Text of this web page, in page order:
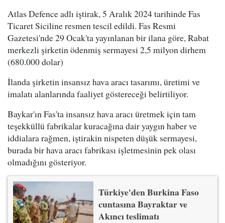
Atlas Defence adlı iştirak, 5 Aralık 2024 tarihinde Fas
Ticaret Siciline resmen tescil edildi. Fas Resmi
Gazetesi'nde 29 Ocak'ta yayınlanan bir ilana göre, Rabat
merkezli şirketin ödenmiş sermayesi 2,5 milyon dirhem
(680.000 dolar)
İlanda şirketin insansız hava aracı tasarımı, üretimi ve
imalatı alanlarında faaliyet göstereceği belirtiliyor.
Baykar'ın Fas'ta insansız hava aracı üretmek için tam
teşekküllü fabrikalar kuracağına dair yaygın haber ve
iddialara rağmen, iştirakin nispeten düşük sermayesi,
burada bir hava aracı fabrikası işletmesinin pek olası
olmadığını gösteriyor.
Türkiye'den Burkina Faso
cuntasına Bayraktar ve
Akıncı teslimatı